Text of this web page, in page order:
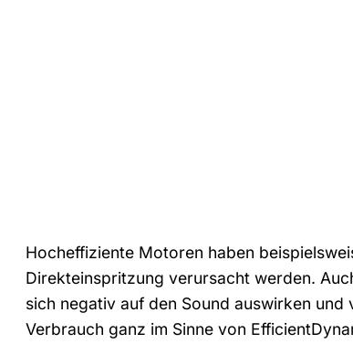
Hocheffiziente Motoren haben
Direkteinspritzung verursacht werden.
sich negativ auf den Sound auswirken
Verbrauch ganz im Sinne von